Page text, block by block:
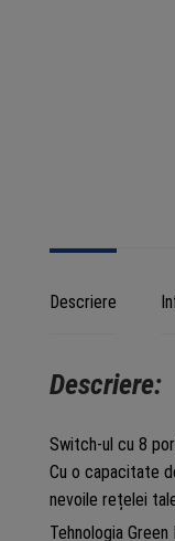
Descriere
Descriere:
Switch-ul cu 8
Cu o capacitate
nevoile rețelei
Tehnologia